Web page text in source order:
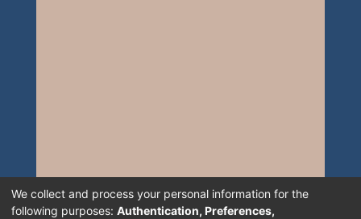
We collect and process your personal information for the
following purposes: Authentication, Preferences,